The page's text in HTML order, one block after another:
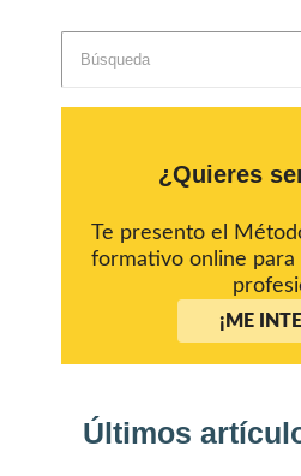
¿Quieres
Te presento el
formativo online
¡ME
Últimos